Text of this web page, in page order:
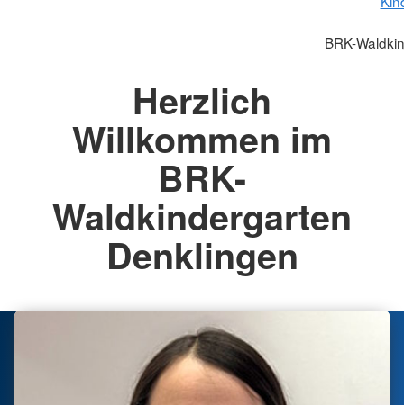
BRK-
Herzlich
Willkommen im
BRK-
Waldkindergarten
Denklingen